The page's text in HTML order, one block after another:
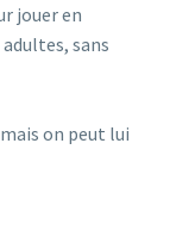
jouer en
sans
on peut lui